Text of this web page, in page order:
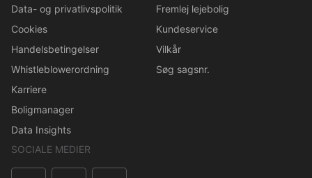
Data- og privatlivspolitik
Cookies
Handelsbetingelser
Whistleblowerordning
Karriere
Boligmanager
Data Insights
Fremlej lejebolig
Kundeservice
Vilkår
Søg sagsnr.
SOCIALE MEDIER